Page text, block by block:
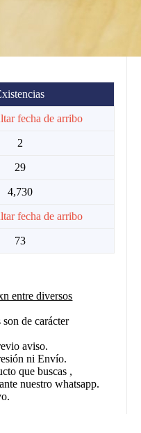
fecha de arribo
2
29
4,730
fecha de arribo
73
entre diversos
de carácter
aviso.
ni Envío.
que buscas ,
nuestro whatsapp.